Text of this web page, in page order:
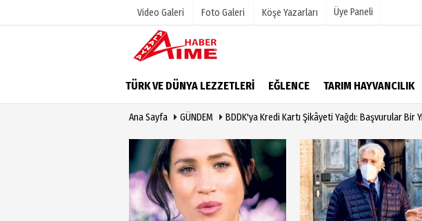
Video Galeri Foto Galeri Köşe Yazarları Üye Paneli
TÜRK VE DÜNYA LEZZETLERİ EĞLENCE TARIM HAYVANCILIK
Haber Arşivi
Hava Durumu
Gazete Manşetleri
Anketler
Biyografiler
Ana Sayfa GÜNDEM BDDK'ya Kredi Kartı Şikâyeti Yağdı: Başvurular Bir